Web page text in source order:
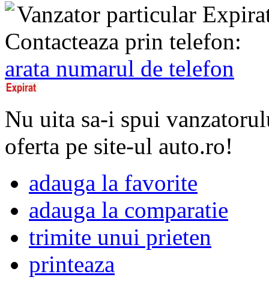
Vanzator particular
Contacteaza prin telefon:
arata numarul de telefon
Nu uita sa-i spui
oferta pe site-ul auto.ro!
adauga la favorite
adauga la comparatie
trimite unui prieten
printeaza